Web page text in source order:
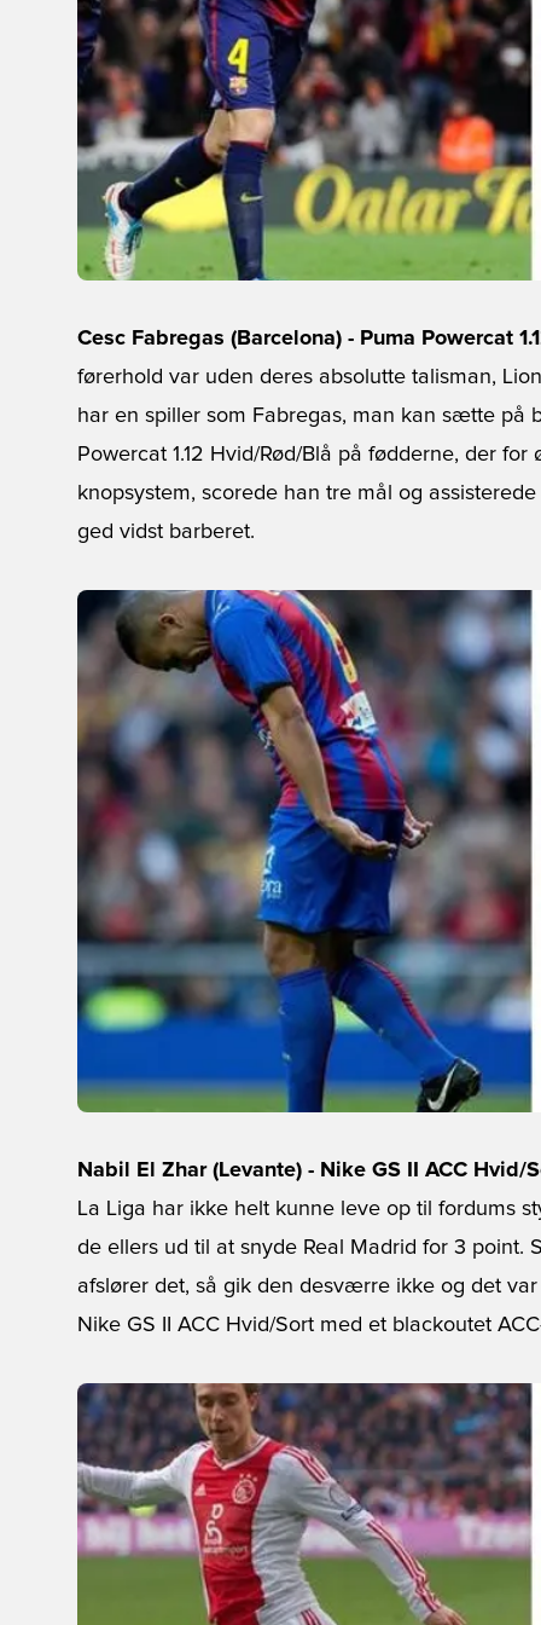
Cesc Fabregas (Barcelona) - Puma Powercat
førerhold var uden deres absolutte talisman,
har en spiller som Fabregas, man kan sætte på
Powercat 1.12 Hvid/Rød/Blå på fødderne, der
knopsystem, scorede han tre mål og
ged vidst barberet.
Nabil El Zhar (Levante) - Nike GS II ACC Hvid/
La Liga har ikke helt kunne leve op til fordums
de ellers ud til at snyde Real Madrid for 3 point.
afslører det, så gik den desværre ikke og det
Nike GS II ACC Hvid/Sort med et blackoutet